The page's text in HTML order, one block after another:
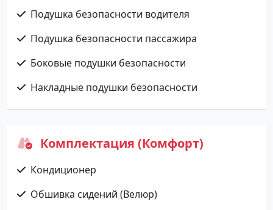
Подушка безопасности водителя
Подушка безопасности пассажира
Боковые подушки безопасности
Накладные подушки безопасности
Комплектация (Комфорт)
Кондиционер
Обшивка сидений (Велюр)